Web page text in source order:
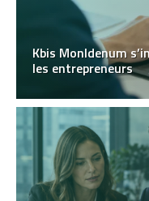
Kbis MonIdenum
les entrepreneurs